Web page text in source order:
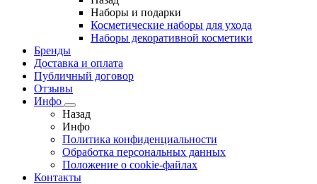
Наборы и подарки
Косметические наборы для ухода
Наборы декоративной косметики
Бренды
Доставка и оплата
Публичный договор
Отзывы
Инфо
Назад
Инфо
Политика конфиденциальности
Обработка персональных данных
Положение о cookie-файлах
Контакты